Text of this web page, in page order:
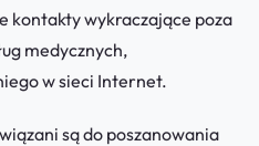
kontakty wykraczające poza
medycznych,
w sieci Internet.
są do poszanowania